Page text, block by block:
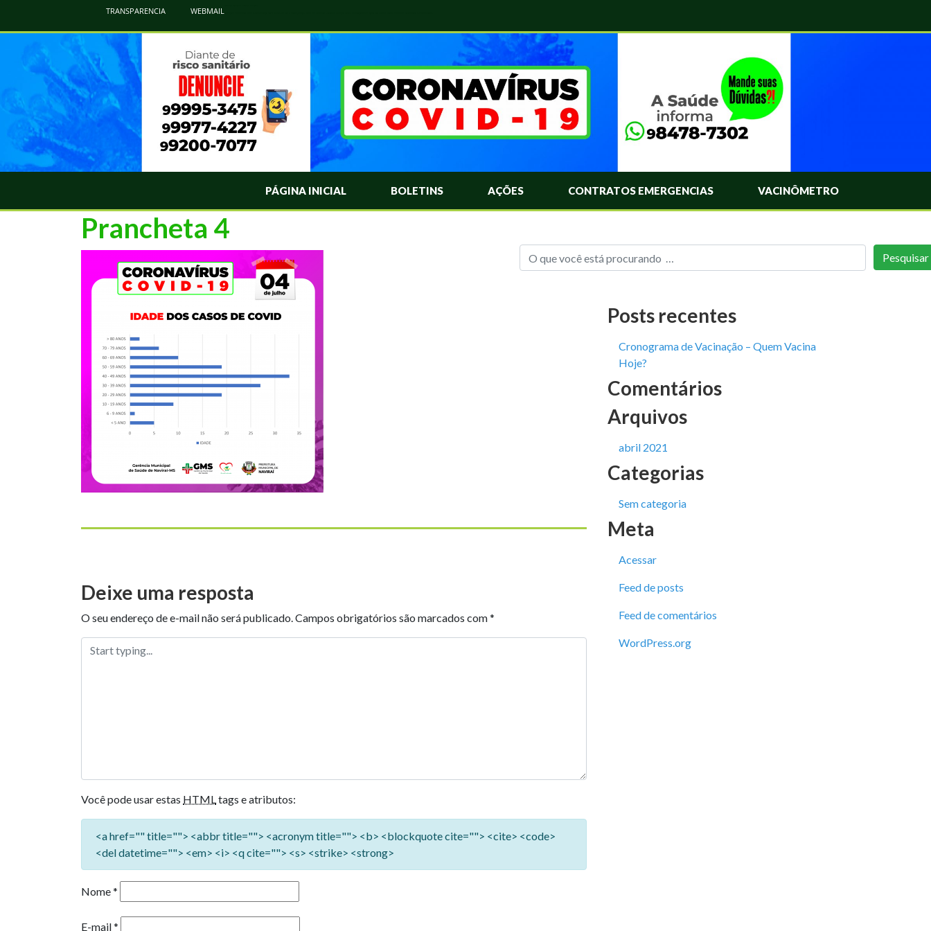
TRANSPARENCIA WEBMAIL
PÁGINA INICIAL BOLETINS AÇÕES CONTRATOS EMERGENCIAS VACINÔMETRO
Prancheta 4
Deixe uma resposta
O seu endereço de e-mail não será publicado.Campos obrigatórios são marcados com*
Você pode usar estas HTMLtags e atributos:
<a href="" title=""> <abbr title=""> <acronym title=""> <b> <blockquote cite=""> <cite> <code>
<del datetime=""> <em> <i> <q cite=""> <s> <strike> <strong>
Nome*
E-mail*
Posts recentes
Cronograma de Vacinação – Quem Vacina
Hoje?
Comentários
Arquivos
abril 2021
Categorias
Sem categoria
Meta
Acessar
Feed de posts
Feed de comentários
WordPress.org